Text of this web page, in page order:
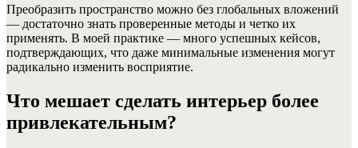
Преобразить пространство можно без глобальных вложений
— достаточно знать проверенные методы и четко их
применять. В моей практике — много успешных кейсов,
подтверждающих, что даже минимальные изменения могут
радикально изменить восприятие.
Что мешает сделать интерьер более
привлекательным?